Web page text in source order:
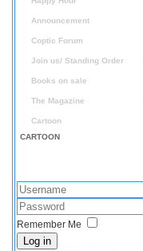
Announcement
Coptic Forum
Join us/ Standing Order
Books on sale
The Magazine
Cartoon
CARTOON
Remember Me
Log in